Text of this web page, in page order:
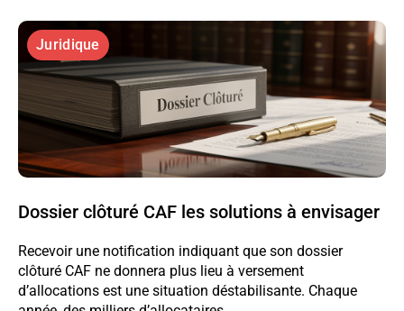
Juridique
Dossier clôturé CAF les solutions à envisager
Recevoir une notification indiquant que son dossier
clôturé CAF ne donnera plus lieu à versement
d’allocations est une situation déstabilisante. Chaque